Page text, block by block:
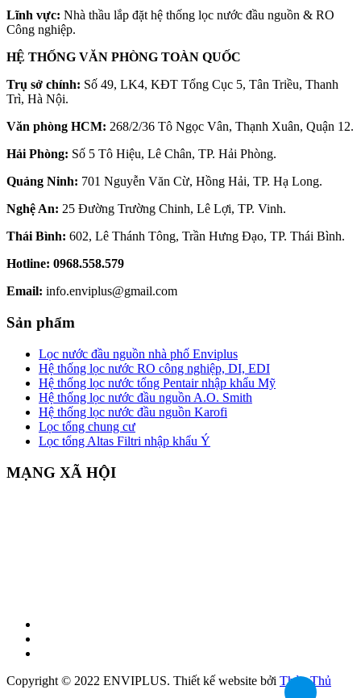
Lĩnh vực: Nhà thầu lắp đặt hệ thống lọc nước đầu nguồn & RO
Công nghiệp.
HỆ THỐNG VĂN PHÒNG TOÀN QUỐC
Trụ sở chính: Số 49, LK4, KĐT Tổng Cục 5, Tân Triều, Thanh
Trì, Hà Nội.
Văn phòng HCM: 268/2/36 Tô Ngọc Vân, Thạnh Xuân, Quận 12.
Hải Phòng: Số 5 Tô Hiệu, Lê Chân, TP. Hải Phòng.
Quảng Ninh: 701 Nguyễn Văn Cừ, Hồng Hải, TP. Hạ Long.
Nghệ An: 25 Đường Trường Chinh, Lê Lợi, TP. Vinh.
Thái Bình: 602, Lê Thánh Tông, Trần Hưng Đạo, TP. Thái Bình.
Hotline: 0968.558.579
Email: info.enviplus@gmail.com
Sản phẩm
Lọc nước đầu nguồn nhà phố Enviplus
Hệ thống lọc nước RO công nghiệp, DI, EDI
Hệ thống lọc nước tổng Pentair nhập khẩu Mỹ
Hệ thống lọc nước đầu nguồn A.O. Smith
Hệ thống lọc nước đầu nguồn Karofi
Lọc tổng chung cư
Lọc tổng Altas Filtri nhập khẩu Ý
MẠNG XÃ HỘI
Copyright © 2022 ENVIPLUS. Thiết kế website bởi Thủy Thủ